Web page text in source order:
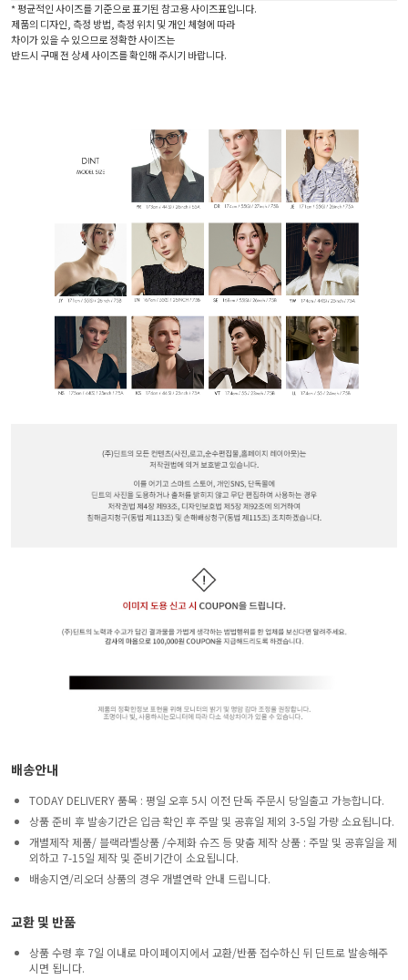
* 평균적인 사이즈를 기준으로 표기된 참고용 사이즈표입니다.
제품의 디자인, 측정 방법, 측정 위치 및 개인 체형에 따라
차이가 있을 수 있으므로 정확한 사이즈는
반드시 구매 전 상세 사이즈를 확인해 주시기 바랍니다.
배송안내
TODAY DELIVERY 품목 : 평일 오후 5시 이전 단독 주문시 당일출고 가능합니다.
상품 준비 후 발송기간은 입금 확인 후 주말 및 공휴일 제외 3-5일 가량 소요됩니다.
개별제작 제품/ 블랙라벨상품 /수제화 슈즈 등 맞춤 제작 상품 : 주말 및 공휴일을 제
외하고 7-15일 제작 및 준비기간이 소요됩니다.
배송지연/리오더 상품의 경우 개별연락 안내 드립니다.
교환 및 반품
상품 수령 후 7일 이내로 마이페이지에서 교환/반품 접수하신 뒤 딘트로 발송해주
시면 됩니다.